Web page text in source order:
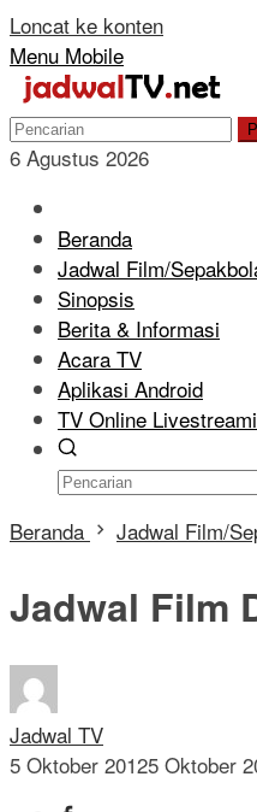
Loncat ke konten
Menu Mobile
6 Agustus 2026
Beranda
Jadwal Film/
Sinopsis
Berita & Informasi
Acara TV
Aplikasi Android
TV Online
Beranda Jadwal Film/
Jadwal Film
Jadwal TV
5 Oktober 20125 Oktober